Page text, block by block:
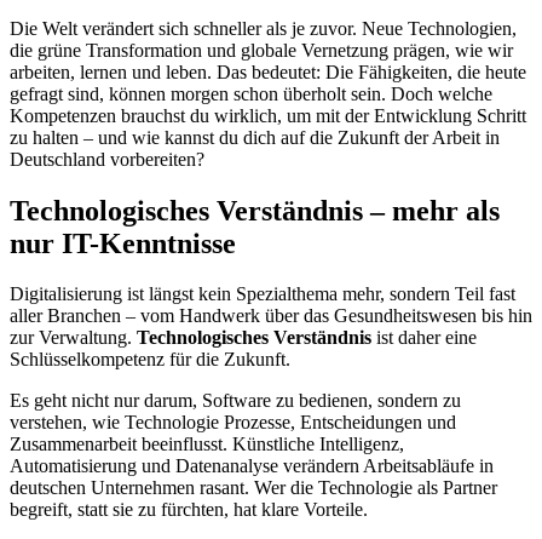
Die Welt verändert sich schneller als je zuvor. Neue Technologien,
die grüne Transformation und globale Vernetzung prägen, wie wir
arbeiten, lernen und leben. Das bedeutet: Die Fähigkeiten, die heute
gefragt sind, können morgen schon überholt sein. Doch welche
Kompetenzen brauchst du wirklich, um mit der Entwicklung Schritt
zu halten – und wie kannst du dich auf die Zukunft der Arbeit in
Deutschland vorbereiten?
Technologisches Verständnis – mehr als
nur IT-Kenntnisse
Digitalisierung ist längst kein Spezialthema mehr, sondern Teil fast
aller Branchen – vom Handwerk über das Gesundheitswesen bis hin
zur Verwaltung. Technologisches Verständnis ist daher eine
Schlüsselkompetenz für die Zukunft.
Es geht nicht nur darum, Software zu bedienen, sondern zu
verstehen, wie Technologie Prozesse, Entscheidungen und
Zusammenarbeit beeinflusst. Künstliche Intelligenz,
Automatisierung und Datenanalyse verändern Arbeitsabläufe in
deutschen Unternehmen rasant. Wer die Technologie als Partner
begreift, statt sie zu fürchten, hat klare Vorteile.